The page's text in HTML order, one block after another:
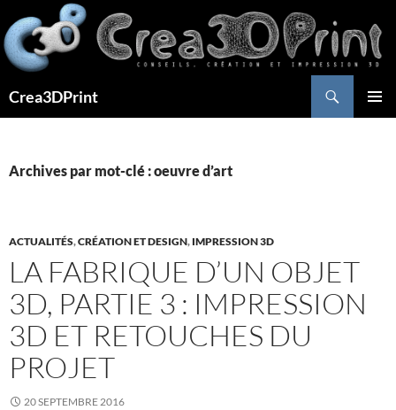
au
contenu
Crea3DPrint
Archives par mot-clé : oeuvre d’art
ACTUALITÉS,CRÉATION ET DESIGN, IMPRESSION 3D
LA FABRIQUE D’UN OBJET
3D, PARTIE 3 : IMPRESSION
3D ET RETOUCHES DU
PROJET
20 SEPTEMBRE 2016